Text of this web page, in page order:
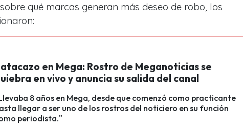
qué marcas generan más deseo de robo, los
en Mega: Rostro de Meganoticias se
en vivo y anuncia su salida del canal
8 años en Mega, desde que comenzó como practicante
llegar a ser uno de los rostros del noticiero en su función
periodista."